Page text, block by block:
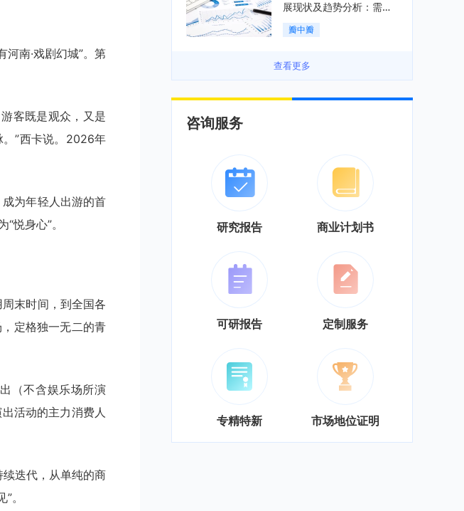
南·戏剧幻城”。第
客既是观众，又是
”西卡说。2026年
为年轻人出游的首
悦身心”。
末时间，到全国各
定格独一无二的青
（不含娱乐场所演
活动的主力消费人
迭代，从单纯的商
。
展现状及趋势分析：需求
可持续释放，市场发展前
景良好「图」
瓣中瓣
查看更多
咨询服务
研究报告 商业计划书
可研报告 定制服务
专精特新 市场地位证明